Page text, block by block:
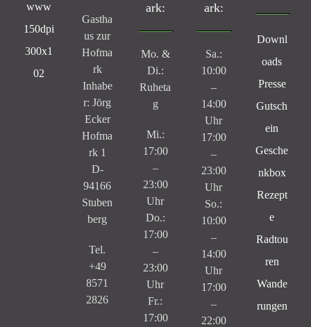
Gastha
us zur
Hofma
rk
Inhabe
r: Jörg
Ecker
Hofma
rk 1
D-
94166
Stuben
berg
Tel.
+49
8571
2826
ark:
Mo. &
Di.:
Ruheta
g
Mi.:
17:00
–
23:00
Uhr
Do.:
17:00
–
23:00
Uhr
Fr.:
17:00
ark:
Sa.:
10:00
–
14:00
Uhr
17:00
–
23:00
Uhr
So.:
10:00
–
14:00
Uhr
17:00
–
22:00
Downl
oads
Presse
Gutsch
ein
Gesche
nkbox
Rezept
e
Radtou
ren
Wande
rungen